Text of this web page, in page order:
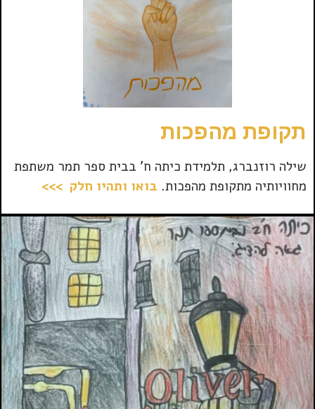
תקופת מהפכות
שילה רוזנברג, תלמידת כיתה ח' בבית ספר תמר משתפת
מחוויותיה מתקופת מהפכות. בואו ותהיו חלק >>>